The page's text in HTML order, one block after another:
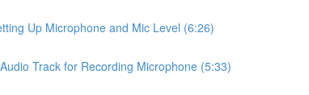
Up Microphone and Mic Level (6:26)
Track for Recording Microphone (5:33)